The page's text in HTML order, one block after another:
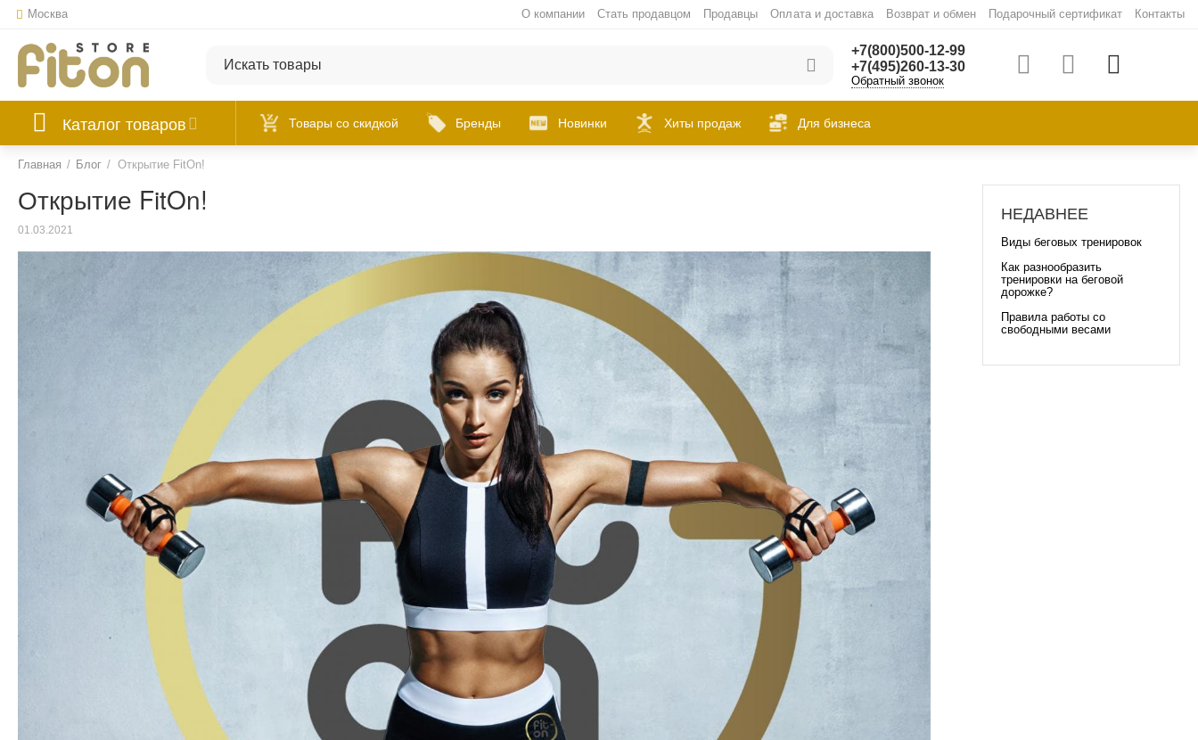
Москва О компании Стать продавцом Продавцы Оплата и доставка Возврат и обмен Подарочный сертификат Контакты
+7(800)500-12-99
+7(495)260-13-30
Обратный звонок
Каталог товаров Товары со скидкой Бренды Новинки Хиты продаж Для бизнеса
Главная / Блог / Открытие FitOn!
Открытие FitOn!
01.03.2021
НЕДАВНЕЕ
Виды беговых тренировок
Как разнообразить
тренировки на беговой
дорожке?
Правила работы со
свободными весами